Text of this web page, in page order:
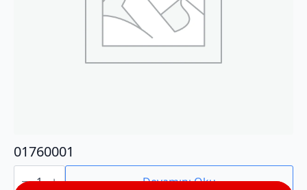
01760001
01760001
adet Devamını Oku